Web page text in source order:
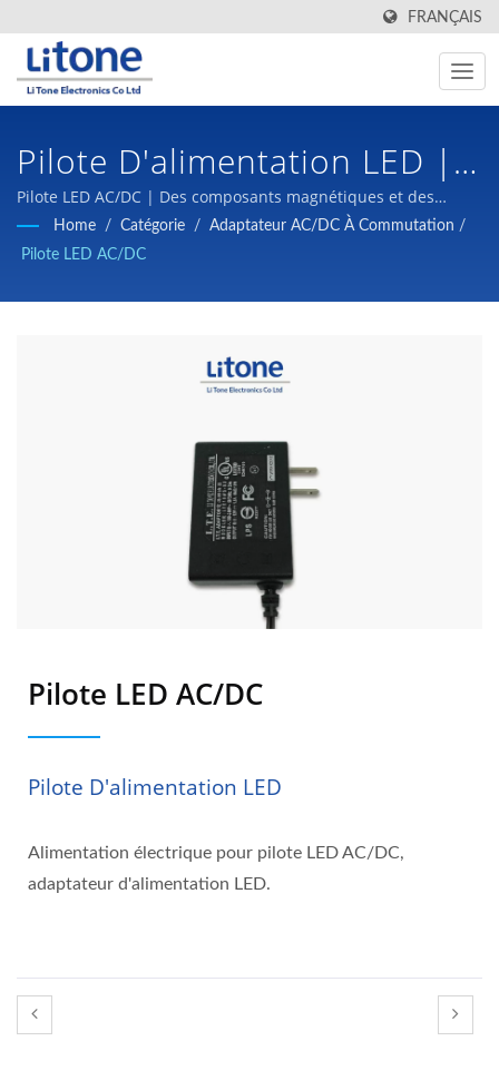
FRANÇAIS
Pilote D'alimentation LED |
Transformateur De
Puissance Et Alimentation
Électrique À Commutation |
Pilote LED AC/DC | Des composants magnétiques et des
alimentations à commutation de haute qualité à des prix
compétitifs sont notre engagement envers nos clients.
Home / Catégorie / Adaptateur AC/DC À Commutation /
Pilote LED AC/DC
Pilote LED AC/DC
Pilote D'alimentation LED
Alimentation électrique pour pilote LED AC/DC,
adaptateur d'alimentation LED.